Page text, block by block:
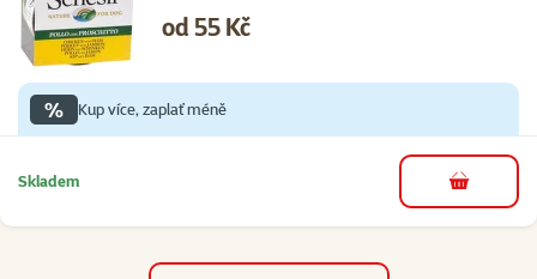
Cena
od 55 Kč
% Kup více, zaplať méně
Skladem do košíku